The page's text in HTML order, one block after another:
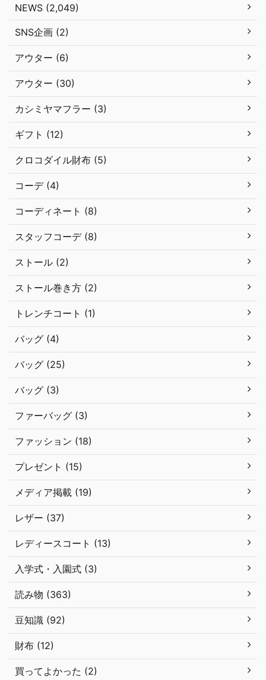
NEWS (2,049)
SNS企画 (2)
アウター (6)
アウター (30)
カシミヤマフラー (3)
ギフト (12)
クロコダイル財布 (5)
コーデ (4)
コーディネート (8)
スタッフコーデ (8)
ストール (2)
ストール巻き方 (2)
トレンチコート (1)
バッグ (4)
バッグ (25)
バッグ (3)
ファーバッグ (3)
ファッション (18)
プレゼント (15)
メディア掲載 (19)
レザー (37)
レディースコート (13)
入学式・入園式 (3)
読み物 (363)
豆知識 (92)
財布 (12)
買ってよかった (2)